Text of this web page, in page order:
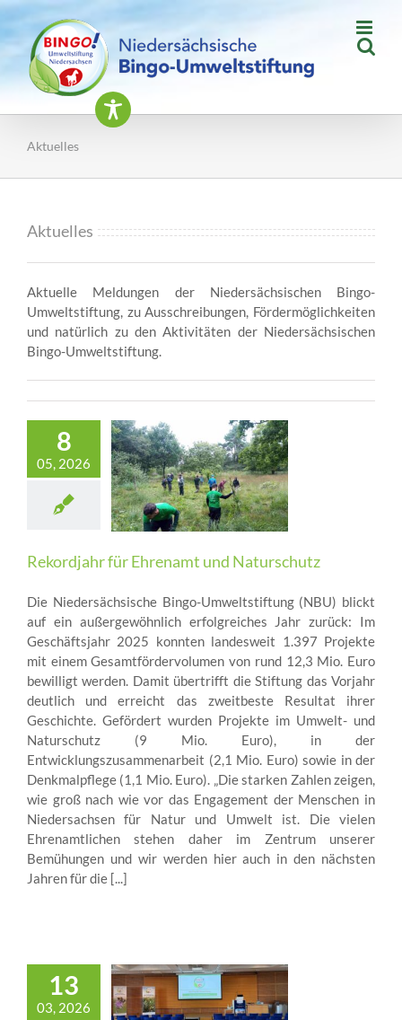
Zum
springen
Aktuelles
Aktuelles
Aktuelle Meldungen der Niedersächsischen Bingo-
Umweltstiftung, zu Ausschreibungen, Fördermöglichkeiten
und natürlich zu den Aktivitäten der Niedersächsischen
Bingo-Umweltstiftung.
8
05, 2026
Rekordjahr für Ehrenamt und Naturschutz
Die Niedersächsische Bingo-Umweltstiftung (NBU) blickt
auf ein außergewöhnlich erfolgreiches Jahr zurück: Im
Geschäftsjahr 2025 konnten landesweit 1.397 Projekte
mit einem Gesamtfördervolumen von rund 12,3 Mio. Euro
bewilligt werden. Damit übertrifft die Stiftung das Vorjahr
deutlich und erreicht das zweitbeste Resultat ihrer
Geschichte. Gefördert wurden Projekte im Umwelt- und
Naturschutz (9 Mio. Euro), in der
Entwicklungszusammenarbeit (2,1 Mio. Euro) sowie in der
Denkmalpflege (1,1 Mio. Euro). „Die starken Zahlen zeigen,
wie groß nach wie vor das Engagement der Menschen in
Niedersachsen für Natur und Umwelt ist. Die vielen
Ehrenamtlichen stehen daher im Zentrum unserer
Bemühungen und wir werden hier auch in den nächsten
Jahren für die [...]
13
03, 2026